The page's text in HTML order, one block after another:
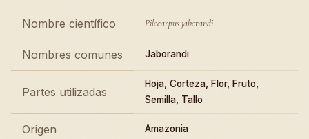
Nombre científico Pilocarpus jaborandi
Nombres comunes Jaborandi
Partes utilizadas
Hoja, Corteza, Flor, Fruto,
Semilla, Tallo
Origen Amazonia